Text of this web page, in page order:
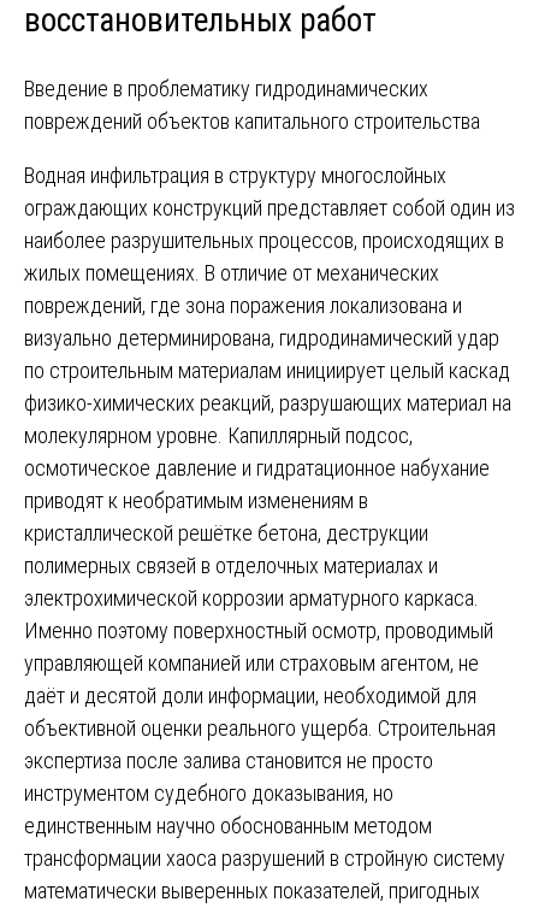
восстановительных работ
Введение в проблематику гидродинамических
повреждений объектов капитального строительства
Водная инфильтрация в структуру многослойных
ограждающих конструкций представляет собой один из
наиболее разрушительных процессов, происходящих в
жилых помещениях. В отличие от механических
повреждений, где зона поражения локализована и
визуально детерминирована, гидродинамический удар
по строительным материалам инициирует целый каскад
физико-химических реакций, разрушающих материал на
молекулярном уровне. Капиллярный подсос,
осмотическое давление и гидратационное набухание
приводят к необратимым изменениям в
кристаллической решётке бетона, деструкции
полимерных связей в отделочных материалах и
электрохимической коррозии арматурного каркаса.
Именно поэтому поверхностный осмотр, проводимый
управляющей компанией или страховым агентом, не
даёт и десятой доли информации, необходимой для
объективной оценки реального ущерба. Строительная
экспертиза после залива становится не просто
инструментом судебного доказывания, но
единственным научно обоснованным методом
трансформации хаоса разрушений в стройную систему
математически выверенных показателей, пригодных